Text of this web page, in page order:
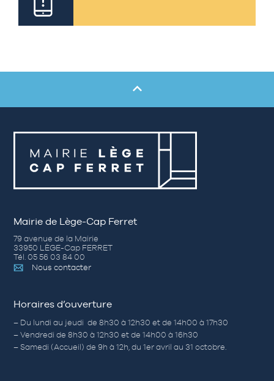
Mairie de Lège-Cap Ferret
79 avenue de la Mairie
33950 LÈGE-Cap FERRET
Tél. 05 56 03 84 00
Nous contacter
Horaires d’ouverture
– Du lundi au jeudi de 8h30 à 12h30 et de 14h00 à 17h30
– Vendredi de 8h30 à 12h30 et de 14h00 à 16h30
– Samedi (Accueil) de 9h à 12h, du 1er avril au 31 octobre.